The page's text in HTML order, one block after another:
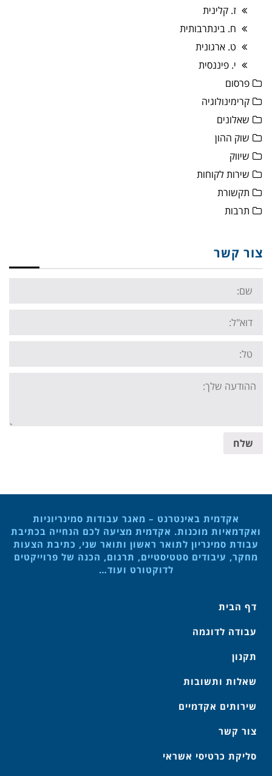
ז. קלינית
ח. בינתרבותית
ט. ארגונית
י. פיננסית
פרסום
קרימינולוגיה
שאלונים
שוק ההון
שיווק
שירות לקוחות
תקשורת
תרבות
צור קשר
Name:
Email:
Tel:
Your
message:
שלח
אקדמית באינטרנט – מאגר עבודות סמינריוניות
ואקדמאיות מוכנות. אקדמית מציעה לכם הנחייה בכתיבת
עבודת סמינריון לתואר ראשון ותואר שני, כתיבת הצעות
מחקר, עיבודים סטטיסטיים, תרגום, הכנה של פרוייקטים
לדוקטורט ועוד…
דף הבית
עבודה לדוגמה
תקנון
שאלות ותשובות
שירותים אקדמיים
צור קשר
סליקת כרטיסי אשראי